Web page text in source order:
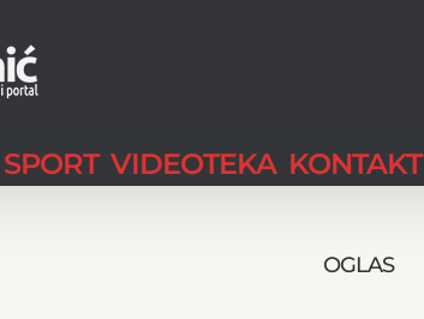
SPORT VIDEOTEKA KONTAKT
OGLAS